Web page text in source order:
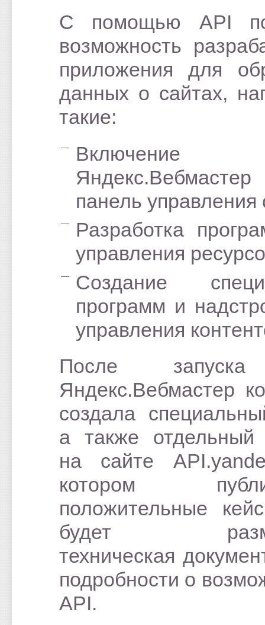
С помощью API
возможность
приложения для
данных о сайтах,
такие:
Включение
панель управления
Разработка
управления
Создание
программ и
управления
После
Яндекс.Вебмастер
создала
а также отдельный
на сайте
котором
положительные
будет
техническая
подробности о
API.